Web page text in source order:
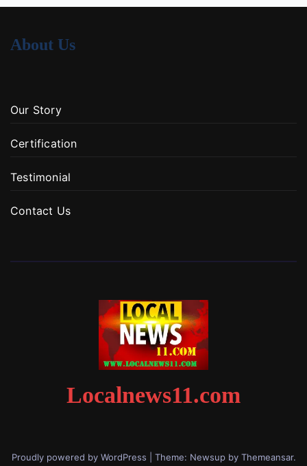
About Us
Our Story
Certification
Testimonial
Contact Us
Localnews11.com
Proudly powered by WordPress Theme: Newsup by Themeansar.